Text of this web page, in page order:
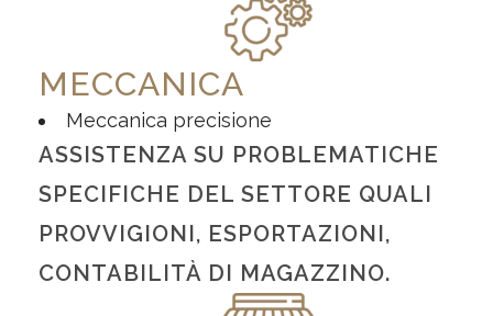
MECCANICA
Meccanica precisione
ASSISTENZA SU PROBLEMATICHE
SPECIFICHE DEL SETTORE QUALI
PROVVIGIONI, ESPORTAZIONI,
CONTABILITÀ DI MAGAZZINO.